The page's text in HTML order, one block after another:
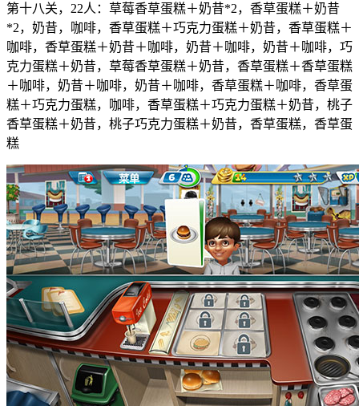
第十八关，22人：草莓香草蛋糕＋奶昔*2，香草蛋糕＋奶昔
*2，奶昔，咖啡，香草蛋糕＋巧克力蛋糕＋奶昔，香草蛋糕＋
咖啡，香草蛋糕＋奶昔＋咖啡，奶昔＋咖啡，奶昔＋咖啡，巧
克力蛋糕＋奶昔，草莓香草蛋糕＋奶昔，香草蛋糕＋香草蛋糕
＋咖啡，奶昔＋咖啡，奶昔＋咖啡，香草蛋糕＋咖啡，香草蛋
糕＋巧克力蛋糕，咖啡，香草蛋糕＋巧克力蛋糕＋奶昔，桃子
香草蛋糕＋奶昔，桃子巧克力蛋糕＋奶昔，香草蛋糕，香草蛋
糕